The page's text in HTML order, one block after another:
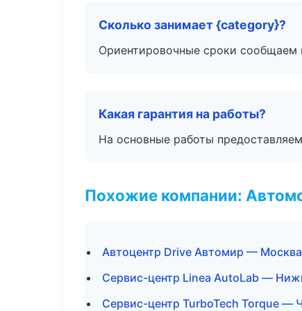
Сколько занимает {category}?
Ориентировочные сроки сообщаем
Какая гарантия на работы?
На основные работы
Похожие компании:
Автоцентр Drive Автомир — Москва
Сервис-центр Linea AutoLab —
Сервис-центр TurboTech Torque —